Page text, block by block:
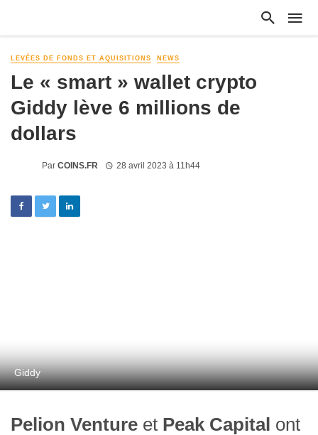
LEVÉES DE FONDS ET AQUISITIONS NEWS
Le « smart » wallet crypto
Giddy lève 6 millions de
dollars
Par COINS.FR 28 avril 2023 à 11h44
Giddy
Pelion Venture et Peak Capital ont